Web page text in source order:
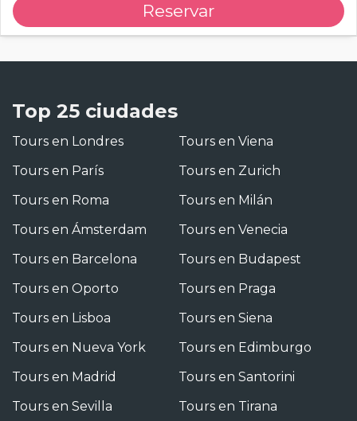
Reservar
Top 25 ciudades
Tours en Londres
Tours en París
Tours en Roma
Tours en Ámsterdam
Tours en Barcelona
Tours en Oporto
Tours en Lisboa
Tours en Nueva York
Tours en Madrid
Tours en Sevilla
Tours en Viena
Tours en Zurich
Tours en Milán
Tours en Venecia
Tours en Budapest
Tours en Praga
Tours en Siena
Tours en Edimburgo
Tours en Santorini
Tours en Tirana